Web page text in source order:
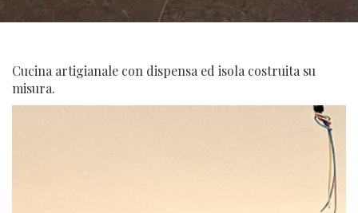
Cucina artigianale con dispensa ed isola costruita su
misura.